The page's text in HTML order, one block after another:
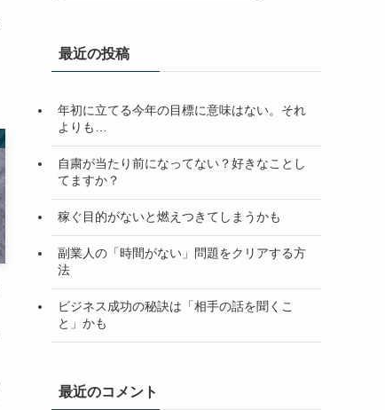
最近の投稿
年初に立てる今年の目標に意味はない。それ
よりも…
自粛が当たり前になってない？好きなことし
てますか？
稼ぐ目的がないと燃えつきてしまうかも
副業人の「時間がない」問題をクリアする方
法
ビジネス成功の秘訣は「相手の話を聞くこ
と」かも
最近のコメント